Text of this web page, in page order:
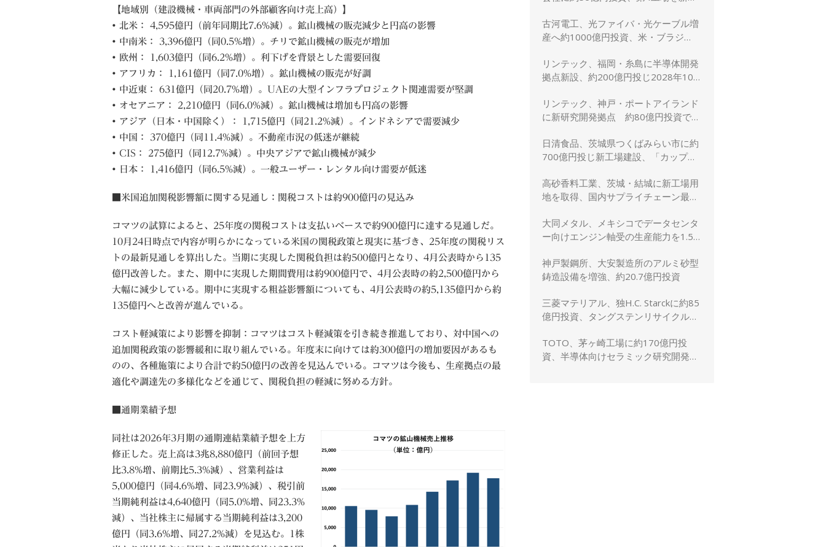
【地域別（建設機械・車両部門の外部顧客向け売上高）】
• 北米： 4,595億円（前年同期比7.6%減）。鉱山機械の販売減少と円高の影響
• 中南米： 3,396億円（同0.5%増）。チリで鉱山機械の販売が増加
• 欧州： 1,603億円（同6.2%増）。利下げを背景とした需要回復
• アフリカ： 1,161億円（同7.0%増）。鉱山機械の販売が好調
• 中近東： 631億円（同20.7%増）。UAEの大型インフラプロジェクト関連需要が堅調
• オセアニア： 2,210億円（同6.0%減）。鉱山機械は増加も円高の影響
• アジア（日本・中国除く）： 1,715億円（同21.2%減）。インドネシアで需要減少
• 中国： 370億円（同11.4%減）。不動産市況の低迷が継続
• CIS： 275億円（同12.7%減）。中央アジアで鉱山機械が減少
• 日本： 1,416億円（同6.5%減）。一般ユーザー・レンタル向け需要が低迷
■米国追加関税影響額に関する見通し：関税コストは約900億円の見込み
コマツの試算によると、25年度の関税コストは支払いベースで約900億円に達する見通しだ。
10月24日時点で内容が明らかになっている米国の関税政策と現実に基づき、25年度の関税リス
トの最新見通しを算出した。当期に実現した関税負担は約500億円となり、4月公表時から135
億円改善した。また、期中に実現した期間費用は約900億円で、4月公表時の約2,500億円から
大幅に減少している。期中に実現する粗益影響額についても、4月公表時の約5,135億円から約
135億円へと改善が進んでいる。
コスト軽減策により影響を抑制：コマツはコスト軽減策を引き続き推進しており、対中国への
追加関税政策の影響緩和に取り組んでいる。年度末に向けては約300億円の増加要因があるも
のの、各種施策により合計で約50億円の改善を見込んでいる。コマツは今後も、生産拠点の最
適化や調達先の多様化などを通じて、関税負担の軽減に努める方針。​​​​​​​​​​​​​
■通期業績予想
同社は2026年3月期の通期連結業績予想を上方
修正した。売上高は3兆8,880億円（前回予想
比3.8%増、前期比5.3%減）、営業利益は
5,000億円（同4.6%増、同23.9%減）、税引前
当期純利益は4,640億円（同5.0%増、同23.3%
減）、当社株主に帰属する当期純利益は3,200
億円（同3.6%増、同27.2%減）を見込む。1株
古河電工、光ファイバ・光ケーブル増
産へ約1000億円投資、米・ブラジ
リンテック、福岡・糸島に半導体開発
拠点新設、約200億円投じ2028年10
リンテック、神戸・ポートアイランド
に新研究開発拠点 約80億円投資で新
日清食品、茨城県つくばみらい市に約
700億円投じ新工場建設、「カップヌ
高砂香料工業、茨城・結城に新工場用
地を取得、国内サプライチェーン最適
大同メタル、メキシコでデータセンタ
ー向けエンジン軸受の生産能力を1.5
神戸製鋼所、大安製造所のアルミ砂型
鋳造設備を増強、約20.7億円投資
三菱マテリアル、独H.C. Starckに約85
億円投資、タングステンリサイクル能
TOTO、茅ヶ崎工場に約170億円投
資、半導体向けセラミック研究開発棟